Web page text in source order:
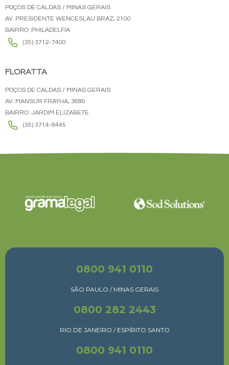
POÇOS DE CALDAS / MINAS GERAIS
AV. PRESIDENTE WENCESLAU BRAZ, 2100
BAIRRO: PHILADELFIA
(35) 3712-7400
FLORATTA
POÇOS DE CALDAS / MINAS GERAIS
AV. MANSUR FRAYHA, 3680
BAIRRO: JARDIM ELIZABETE
(35) 3714-8445
0800 941 0110
SÃO PAULO / MINAS GERAIS
0800 282 2443
RIO DE JANEIRO / ESPÍRITO SANTO
0800 941 0110